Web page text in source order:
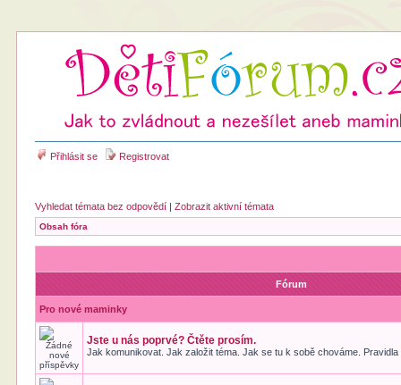
Přihlásit se Registrovat
Vyhledat témata bez odpovědí |Zobrazit aktivní témata
Obsah fóra
Fórum
Pro nové maminky
Jste u nás poprvé? Čtěte prosím.
Jak komunikovat. Jak založit téma. Jak se tu k sobě chováme. Pravidla